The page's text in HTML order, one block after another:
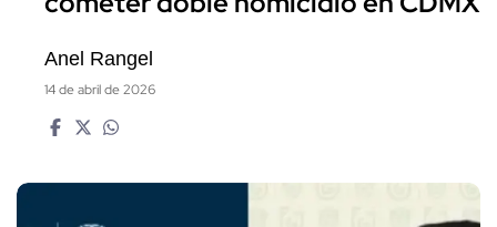
Anel Rangel
14 de abril de 2026